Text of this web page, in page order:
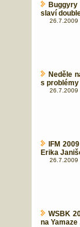
slaví
26.7.2009
Neděle
s
26.7.2009
IFM
Erika
26.7.2009
WSBK
na